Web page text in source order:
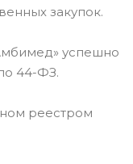
закупок.
успешно
44-ФЗ.
реестром